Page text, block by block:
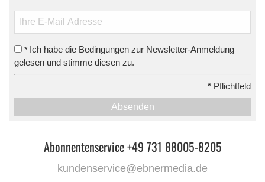
* Ich habe die Bedingungen zur Newsletter-Anmeldung
gelesen und stimme diesen zu.
* Pflichtfeld
Absenden
Abonnentenservice +49 731 88005-8205
kundenservice@ebnermedia.de